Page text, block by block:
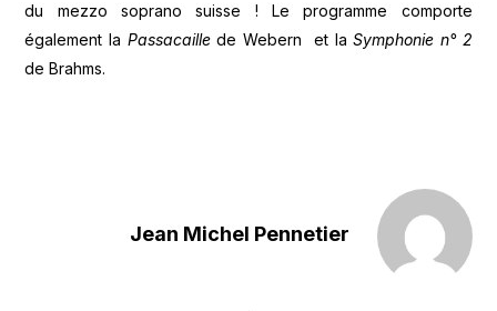
du mezzo soprano suisse ! Le programme comporte
également la Passacaillede Webern et laSymphonie n° 2
de Brahms.
Jean Michel Pennetier